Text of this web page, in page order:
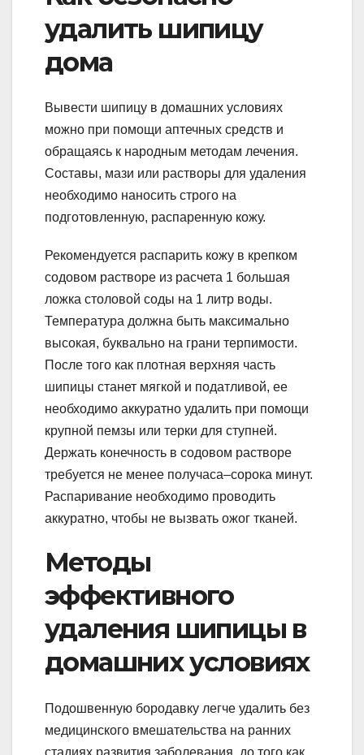
удалить шипицу
дома
Вывести шипицу в домашних условиях
можно при помощи аптечных средств и
обращаясь к народным методам лечения.
Составы, мази или растворы для удаления
необходимо наносить строго на
подготовленную, распаренную кожу.
Рекомендуется распарить кожу в крепком
содовом растворе из расчета 1 большая
ложка столовой соды на 1 литр воды.
Температура должна быть максимально
высокая, буквально на грани терпимости.
После того как плотная верхняя часть
шипицы станет мягкой и податливой, ее
необходимо аккуратно удалить при помощи
крупной пемзы или терки для ступней.
Держать конечность в содовом растворе
требуется не менее получаса–сорока минут.
Распаривание необходимо проводить
аккуратно, чтобы не вызвать ожог тканей.
Методы
эффективного
удаления шипицы в
домашних условиях
Подошвенную бородавку легче удалить без
медицинского вмешательства на ранних
стадиях развития заболевания, до того как